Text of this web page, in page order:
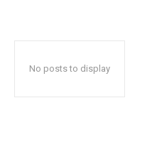
No posts to display